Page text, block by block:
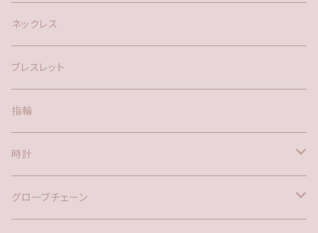
silver925
アメリカン
ポスト
ネックレス
ブレスレット
指輪
時計
バックチャーム
グローブチェーン